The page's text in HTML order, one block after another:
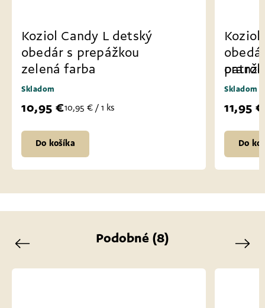
Koziol Candy L detský
obedár s prepážkou
zelená farba
Skladom
10,95 €10,95 € / 1 ks
Do košíka
Koziol
Skladom
11,95 €
Do
Podobné (8)
Previous Next